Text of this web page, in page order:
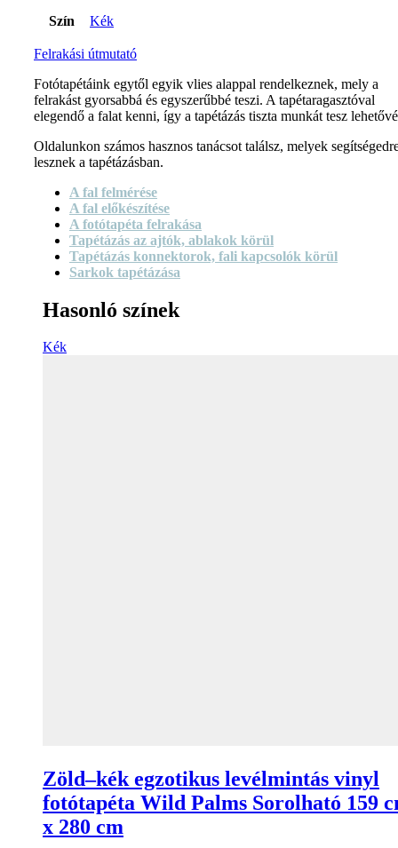
Szín Kék
Felrakási útmutató
Fotótapétáink egytől egyik vlies alappal rendelkeznek, mely a
felrakást gyorsabbá és egyszerűbbé teszi. A tapétaragasztóval
elegendő a falat kenni, így a tapétázás tiszta munkát tesz
Oldalunkon számos hasznos tanácsot találsz, melyek
lesznek a tapétázásban.
A fal felmérése
A fal előkészítése
A fotótapéta felrakása
Tapétázás az ajtók, ablakok körül
Tapétázás konnektorok, fali kapcsolók körül
Sarkok tapétázása
Hasonló színek
Kék
Zöld–kék egzotikus levélmintás vinyl
fotótapéta Wild Palms Sorolható 159
x 280 cm